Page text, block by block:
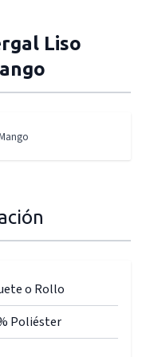
Liso
o Rollo
Poliéster